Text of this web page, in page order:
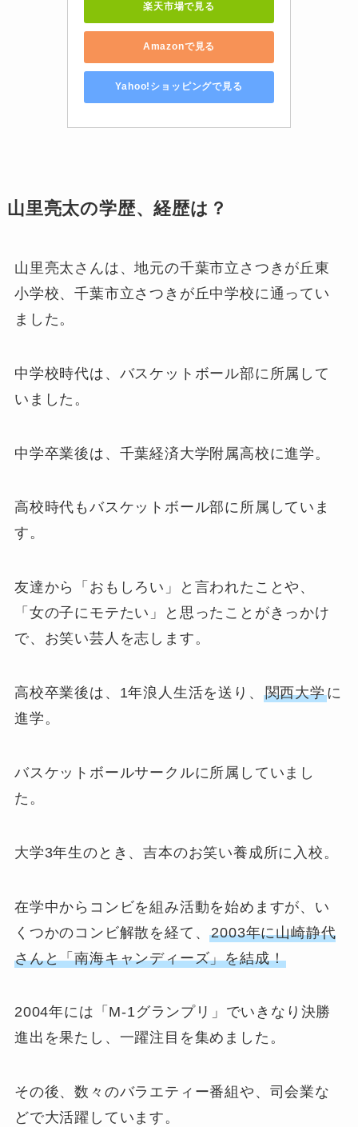
楽天市場で見る
Amazonで見る
Yahoo!ショッピングで見る
山里亮太の学歴、経歴は？
山里亮太さんは、地元の千葉市立さつきが丘東
小学校、千葉市立さつきが丘中学校に通ってい
ました。
中学校時代は、バスケットボール部に所属して
いました。
中学卒業後は、千葉経済大学附属高校に進学。
高校時代もバスケットボール部に所属していま
す。
友達から「おもしろい」と言われたことや、
「女の子にモテたい」と思ったことがきっかけ
で、お笑い芸人を志します。
高校卒業後は、1年浪人生活を送り、 関西大学に
進学。
バスケットボールサークルに所属していまし
た。
大学3年生のとき、吉本のお笑い養成所に入校。
在学中からコンビを組み活動を始めますが、い
くつかのコンビ解散を経て、2003年に山崎静代
さんと「南海キャンディーズ」を結成！
2004年には「M-1グランプリ」でいきなり決勝
進出を果たし、一躍注目を集めました。
その後、数々のバラエティー番組や、司会業な
どで大活躍しています。